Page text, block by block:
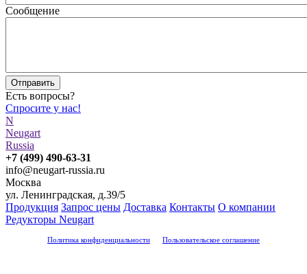
Сообщение
Есть вопросы?
Спросите у нас!
N
Neugart
Russia
info@neugart-russia.ru
Москва
ул. Ленинградская, д.39/5
Продукция Запрос цены Доставка Контакты О компании
Редукторы Neugart
Политика конфиденциальности Пользовательское соглашение